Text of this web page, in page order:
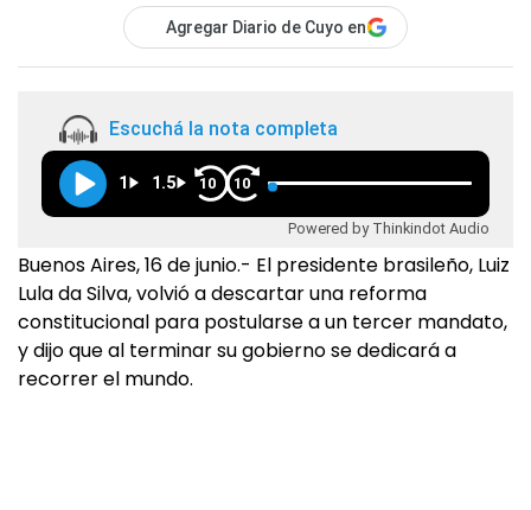
Agregar Diario de Cuyo en
Escuchá la nota completa
1 1.5 10 10
Powered by Thinkindot Audio
Buenos Aires, 16 de junio.- El presidente brasileño, Luiz
Lula da Silva, volvió a descartar una reforma
constitucional para postularse a un tercer mandato,
y dijo que al terminar su gobierno se dedicará a
recorrer el mundo.